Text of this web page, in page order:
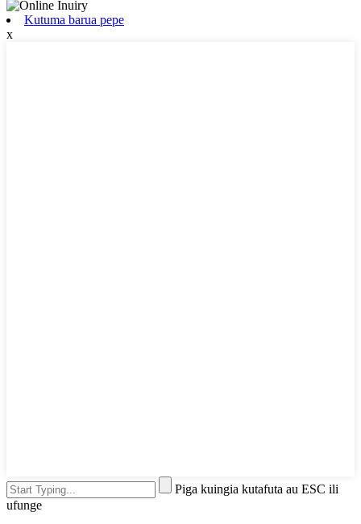
Kutuma barua pepe
x
Piga kuingia kutafuta au ESC ili
ufunge